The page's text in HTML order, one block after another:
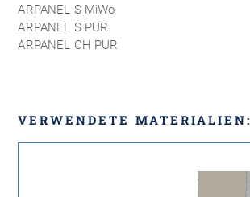
ARPANEL S MiWo
ARPANEL S PUR
ARPANEL CH PUR
VERWENDETE MATERIALIEN: